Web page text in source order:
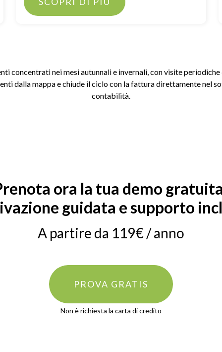
concentrati nei mesi autunnali e invernali, con visite
dalla mappa e chiude il ciclo con la fattura direttamente nel
contabilità.
ora la tua demo
guidata e supporto
A partire da 119€ / anno
PROVA GRATIS
Non è richiesta la carta di credito